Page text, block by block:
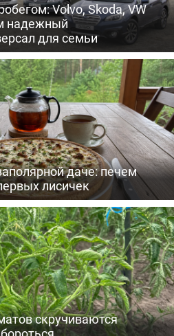
Volvo, Skoda, VW
надежный
для семьи
даче: печем
лисичек
скручиваются